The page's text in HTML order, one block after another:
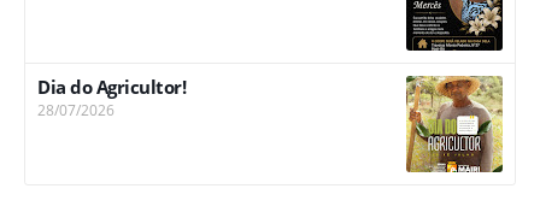
Dia do Agricultor!
28/07/2026